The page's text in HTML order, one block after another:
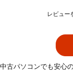
レビュー
中古パソコンでも安心